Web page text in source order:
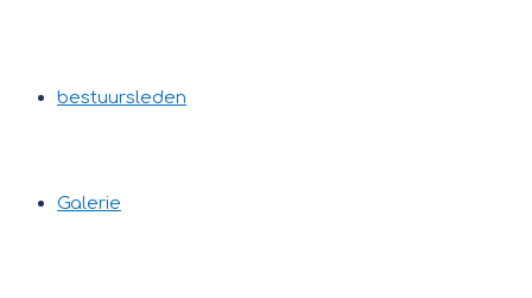
bestuursleden
Galerie